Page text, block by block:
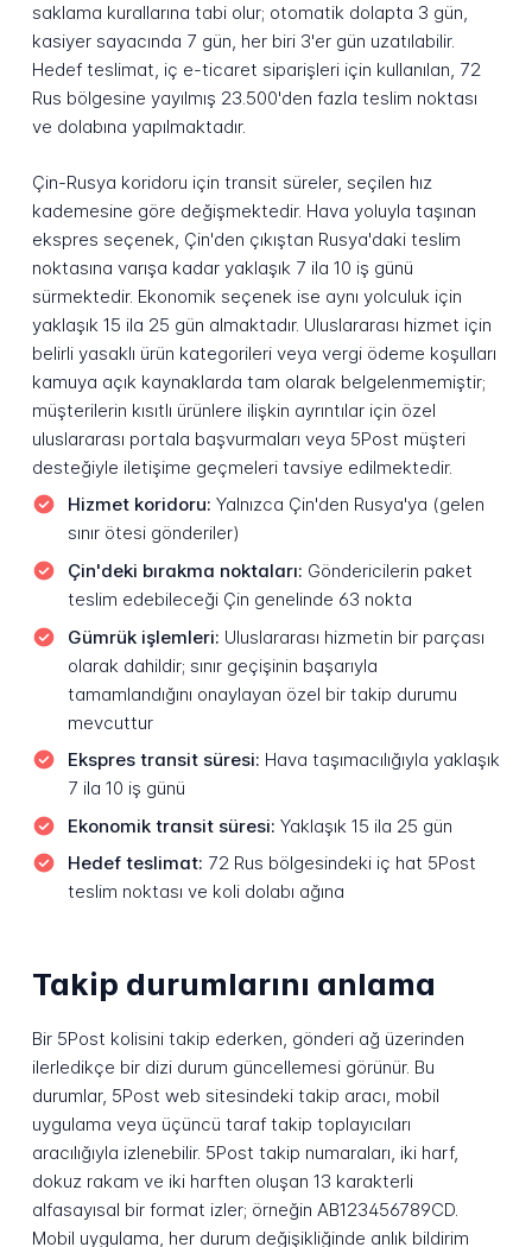
saklama kurallarına tabi olur; otomatik dolapta 3 gün,
kasiyer sayacında 7 gün, her biri 3'er gün uzatılabilir.
Hedef teslimat, iç e-ticaret siparişleri için kullanılan, 72
Rus bölgesine yayılmış 23.500'den fazla teslim noktası
ve dolabına yapılmaktadır.
Çin-Rusya koridoru için transit süreler, seçilen hız
kademesine göre değişmektedir. Hava yoluyla taşınan
ekspres seçenek, Çin'den çıkıştan Rusya'daki teslim
noktasına varışa kadar yaklaşık 7 ila 10 iş günü
sürmektedir. Ekonomik seçenek ise aynı yolculuk için
yaklaşık 15 ila 25 gün almaktadır. Uluslararası hizmet için
belirli yasaklı ürün kategorileri veya vergi ödeme koşulları
kamuya açık kaynaklarda tam olarak belgelenmemiştir;
müşterilerin kısıtlı ürünlere ilişkin ayrıntılar için özel
uluslararası portala başvurmaları veya 5Post müşteri
desteğiyle iletişime geçmeleri tavsiye edilmektedir.
Hizmet koridoru: Yalnızca Çin'den Rusya'ya (gelen
sınır ötesi gönderiler)
Çin'deki bırakma noktaları: Göndericilerin paket
teslim edebileceği Çin genelinde 63 nokta
Gümrük işlemleri: Uluslararası hizmetin bir parçası
olarak dahildir; sınır geçişinin başarıyla
tamamlandığını onaylayan özel bir takip durumu
mevcuttur
Ekspres transit süresi: Hava taşımacılığıyla yaklaşık
7 ila 10 iş günü
Ekonomik transit süresi: Yaklaşık 15 ila 25 gün
Hedef teslimat: 72 Rus bölgesindeki iç hat 5Post
teslim noktası ve koli dolabı ağına
Takip durumlarını anlama
Bir 5Post kolisini takip ederken, gönderi ağ üzerinden
ilerledikçe bir dizi durum güncellemesi görünür. Bu
durumlar, 5Post web sitesindeki takip aracı, mobil
uygulama veya üçüncü taraf takip toplayıcıları
aracılığıyla izlenebilir. 5Post takip numaraları, iki harf,
dokuz rakam ve iki harften oluşan 13 karakterli
alfasayısal bir format izler; örneğin AB123456789CD.
Mobil uygulama, her durum değişikliğinde anlık bildirim